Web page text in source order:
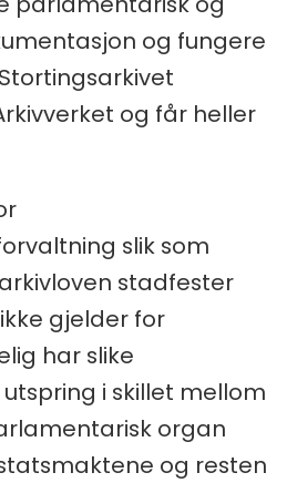
og fungere
og får heller
slik som
stadfester
gjelder for
har slike
i skillet mellom
organ
og resten